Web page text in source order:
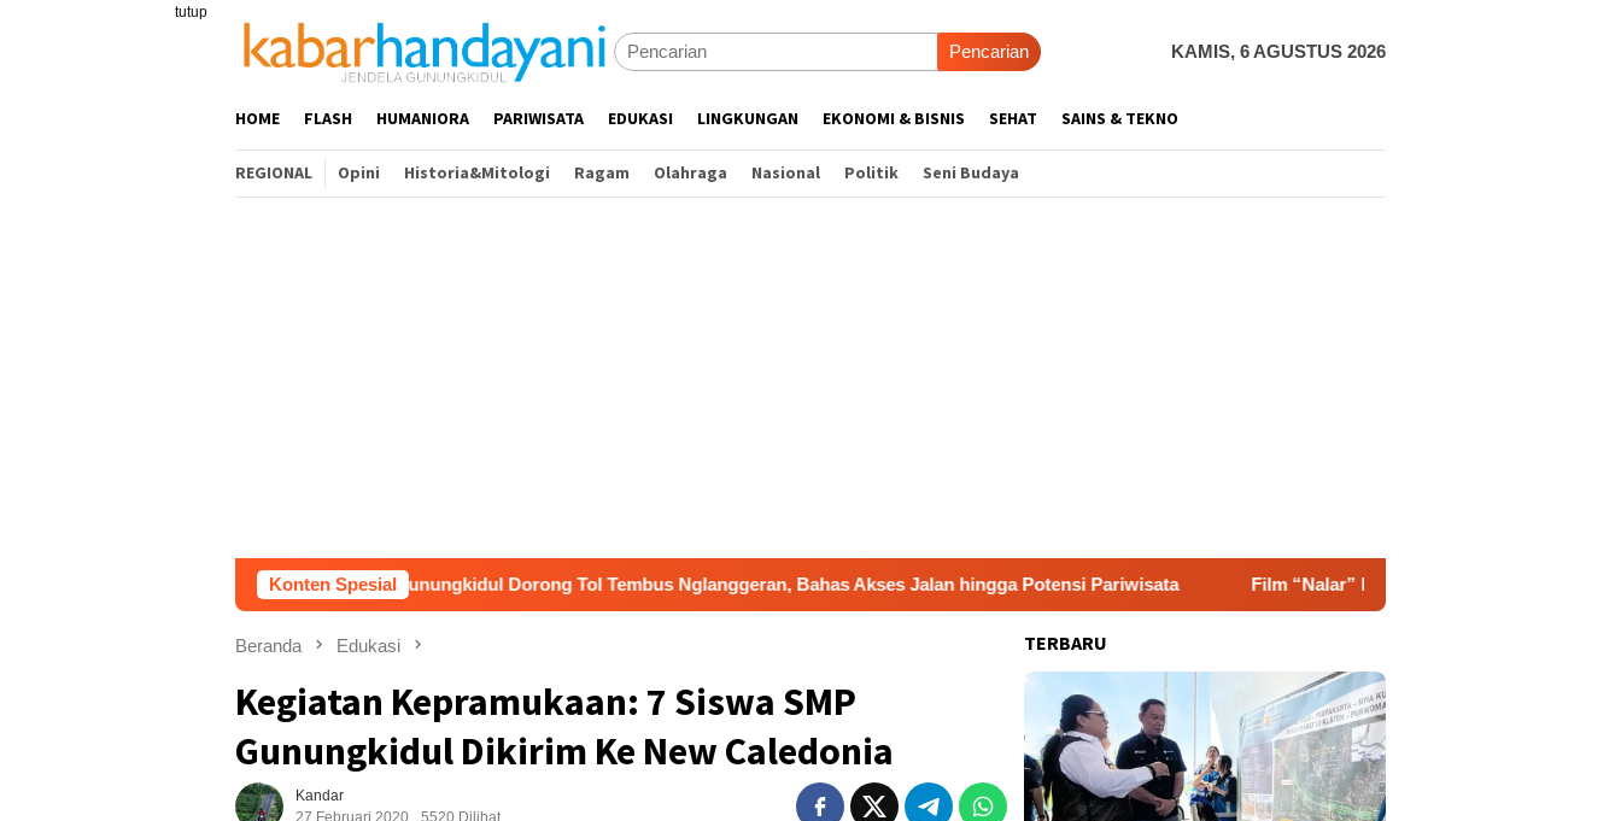
tutup
Pencarian KAMIS, 6 AGUSTUS 2026
HOME FLASH HUMANIORA PARIWISATA EDUKASI LINGKUNGAN EKONOMI & BISNIS SEHAT SAINS & TEKNO
REGIONAL Opini Historia&Mitologi Ragam Olahraga Nasional Politik Seni Budaya
Konten Spesial
Pemkab Gunungkidul Dorong Tol Tembus Nglanggeran, Bahas Akses Jalan hingga Potensi Pariwisata Film “Nalar” Karya Guru SD Raih Juara 1 Lomba Video
Beranda Edukasi
Kegiatan Kepramukaan: 7 Siswa SMP
Gunungkidul Dikirim Ke New Caledonia
Kandar
27 Februari 2020
5520 Dilihat
TERBARU